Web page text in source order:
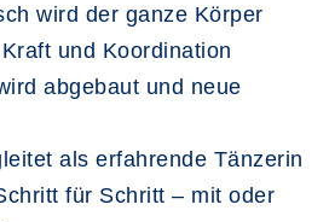
wird der ganze Körper
und Koordination
abgebaut und neue
als erfahrende Tänzerin
für Schritt – mit oder